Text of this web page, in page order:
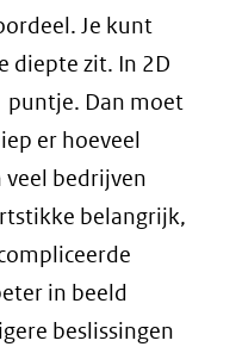
Je kunt
diepte zit. In 2D
puntje. Dan moet
er hoeveel
bedrijven
belangrijk,
in beeld
beslissingen